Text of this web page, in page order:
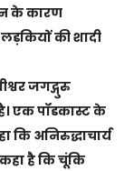
के कारण
की शादी
जगद्गुरु
एक पॉडकास्ट के
कि अनिरुद्धाचार्य
है कि चूंकि